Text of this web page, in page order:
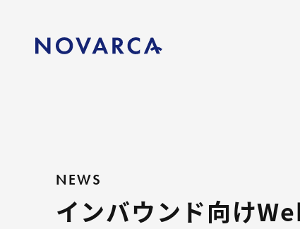
NEWS
インバウンド向け